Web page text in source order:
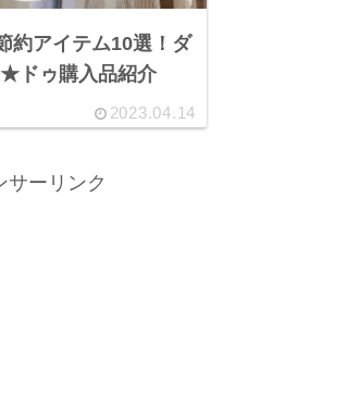
約アイテム10選！ダ
ドゥ購入品紹介
2023.04.14
サーリンク